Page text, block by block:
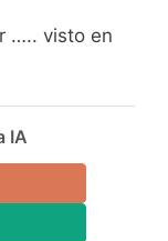
….. visto en
IA